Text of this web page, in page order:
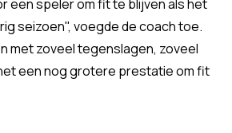
een speler om fit te blijven als het
seizoen", voegde de coach toe.
met zoveel tegenslagen, zoveel
een nog grotere prestatie om fit